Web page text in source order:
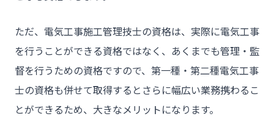
ただ、電気工事施工管理技士の資格は、実際に電気工事
を行うことができる資格ではなく、あくまでも管理・監
督を行うための資格ですので、第一種・第二種電気工事
士の資格も併せて取得するとさらに幅広い業務携わるこ
とができるため、大きなメリットになります。